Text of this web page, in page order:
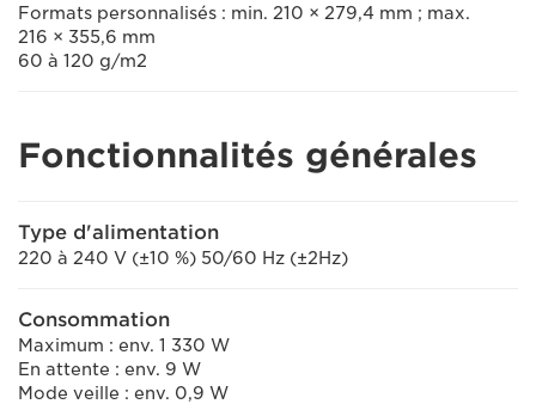
Formats personnalisés : min. 210 × 279,4 mm ; max.
216 × 355,6 mm
60 à 120 g/m2
Fonctionnalités générales
Type d'alimentation
220 à 240 V (±10 %) 50/60 Hz (±2Hz)
Consommation
Maximum : env. 1 330 W
En attente : env. 9 W
Mode veille : env. 0,9 W